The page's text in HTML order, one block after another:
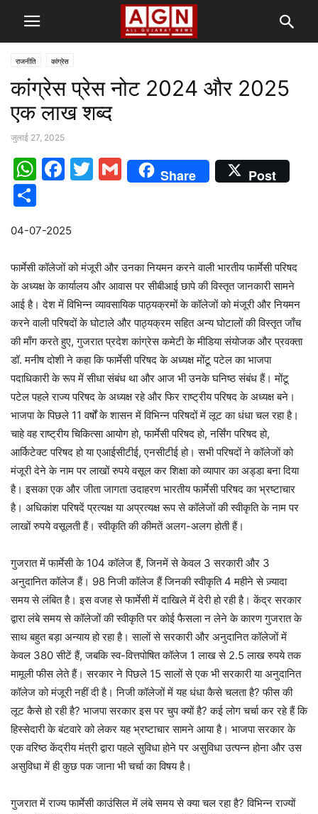
राजनीति कांग्रेस
कांग्रेस प्रेस नोट 2024 और 2025
एक लाख शब्द
जुलाई 27, 2025
WhatsApp
Facebook
Twitter
Gmail
Share Post
04-07-2025
फार्मेसी कॉलेजों को मंजूरी और उनका नियमन करने वाली भारतीय फार्मेसी परिषद
के अध्यक्ष के कार्यालय और आवास पर सीबीआई छापे की विस्तृत जानकारी सामने
आई है। देश में विभिन्न व्यावसायिक पाठ्यक्रमों के कॉलेजों को मंजूरी और नियमन
करने वाली परिषदों के घोटाले और पाठ्यक्रम सहित अन्य घोटालों की विस्तृत जाँच
की माँग करते हुए, गुजरात प्रदेश कांग्रेस कमेटी के मीडिया संयोजक और प्रवक्ता
डॉ. मनीष दोशी ने कहा कि फार्मेसी परिषद के अध्यक्ष मोंटू पटेल का भाजपा
पदाधिकारी के रूप में सीधा संबंध था और आज भी उनके घनिष्ठ संबंध हैं। मोंटू
पटेल पहले राज्य परिषद के अध्यक्ष रहे और फिर राष्ट्रीय परिषद के अध्यक्ष बने।
भाजपा के पिछले 11 वर्षों के शासन में विभिन्न परिषदों में लूट का धंधा चल रहा है।
चाहे वह राष्ट्रीय चिकित्सा आयोग हो, फार्मेसी परिषद हो, नर्सिंग परिषद हो,
आर्किटेक्ट परिषद हो या एआईसीटीई, एनसीटीई हो। सभी परिषदों ने कॉलेजों को
मंजूरी देने के नाम पर लाखों रुपये वसूल कर शिक्षा को व्यापार का अड्डा बना दिया
है। इसका एक और जीता जागता उदाहरण भारतीय फार्मेसी परिषद का भ्रष्टाचार
है। अधिकांश परिषदें प्रत्यक्ष या अप्रत्यक्ष रूप से कॉलेजों की स्वीकृति के नाम पर
लाखों रुपये वसूलती हैं। स्वीकृति की कीमतें अलग-अलग होती हैं।
गुजरात में फार्मेसी के 104 कॉलेज हैं, जिनमें से केवल 3 सरकारी और 3
अनुदानित कॉलेज हैं। 98 निजी कॉलेज हैं जिनकी स्वीकृति 4 महीने से ज़्यादा
समय से लंबित है। इस वजह से फार्मेसी में दाखिले में देरी हो रही है। केंद्र सरकार
द्वारा लंबे समय से कॉलेजों की स्वीकृति पर कोई फैसला न लेने के कारण गुजरात के
साथ बहुत बड़ा अन्याय हो रहा है। सालों से सरकारी और अनुदानित कॉलेजों में
केवल 380 सीटें हैं, जबकि स्व-वित्तपोषित कॉलेज 1 लाख से 2.5 लाख रुपये तक
मामूली फीस लेते हैं। सरकार ने पिछले 15 सालों से एक भी सरकारी या अनुदानित
कॉलेज को मंजूरी नहीं दी है। निजी कॉलेजों में यह धंधा कैसे चलता है? फीस की
लूट कैसे हो रही है? भाजपा सरकार इस पर चुप क्यों है? कई लोग चर्चा कर रहे हैं कि
हिस्सेदारी के बंटवारे को लेकर यह भ्रष्टाचार सामने आया है। भाजपा सरकार के
एक वरिष्ठ केंद्रीय मंत्री द्वारा पहले सुविधा होने पर असुविधा उत्पन्न होना और उस
असुविधा में ही कुछ पक जाना भी चर्चा का विषय है।
गुजरात में राज्य फार्मेसी काउंसिल में लंबे समय से क्या चल रहा है? विभिन्न राज्यों